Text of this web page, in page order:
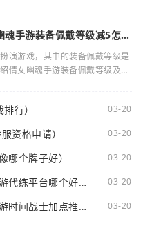
手游装备佩戴等级减5怎么
演游戏，其中的装备佩戴等级是
倩女幽魂手游装备佩戴等级及其
行） 03-20
资格申请） 03-20
哪个牌子好） 03-20
代练平台哪个好
03-20
时间战士加点推
03-20